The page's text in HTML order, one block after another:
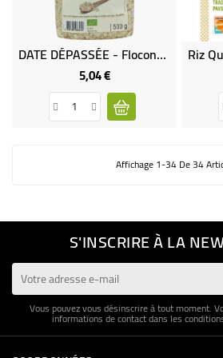
DATE DÉPASSÉE - Flocons De Riz Bio
5,04 €Prix
Affichage 1-34 De 34
S'INSCRIRE À LA
Vous pouvez vous désinscrire à tout moment.
informations de contact dans les